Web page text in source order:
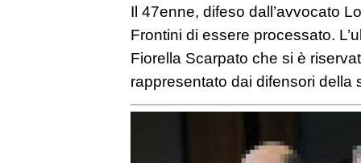
Il 47enne, difeso dall’avvocato
Frontini di essere processato.
Fiorella Scarpato che si è
rappresentato dai difensori della